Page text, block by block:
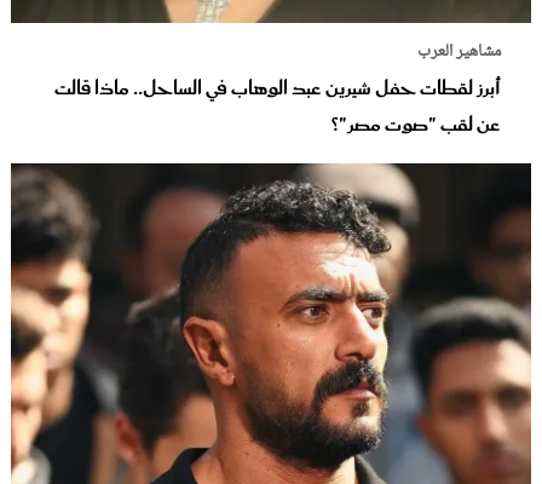
مشاهير العرب
أبرز لقطات حفل شيرين عبد الوهاب في الساحل.. ماذا قالت
عن لقب "صوت مصر"؟